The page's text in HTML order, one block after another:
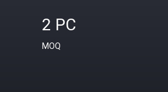
2 PC
MOQ